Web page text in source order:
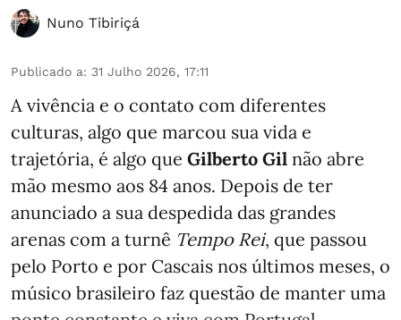
Nuno Tibiriçá
Publicado a: 31 Julho 2026, 17:11
A vivência e o contato com diferentes
culturas, algo que marcou sua vida e
trajetória, é algo que Gilberto Gil não abre
mão mesmo aos 84 anos. Depois de ter
anunciado a sua despedida das grandes
arenas com a turnê Tempo Rei, que passou
pelo Porto e por Cascais nos últimos meses, o
músico brasileiro faz questão de manter uma